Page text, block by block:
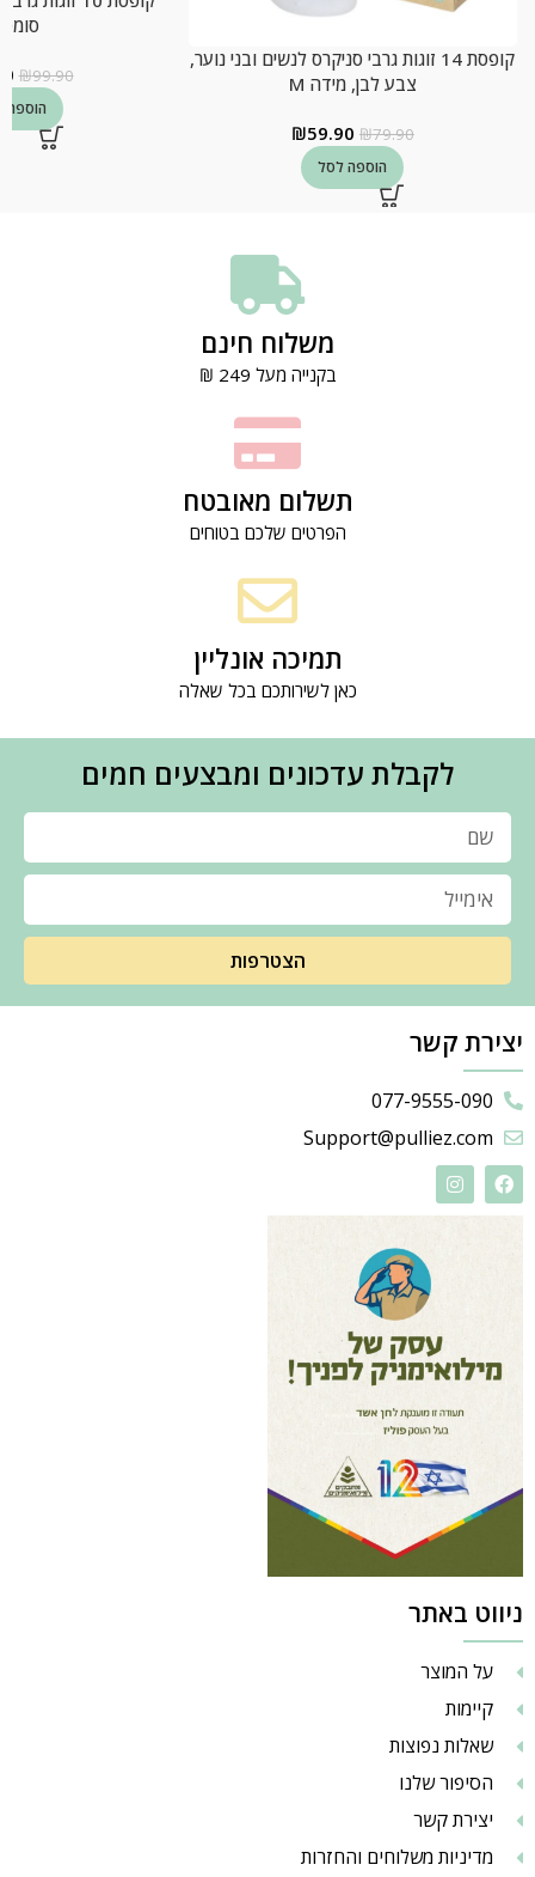
קופסת 14 זוגות גרבי סניקרס לנשים ובני נוער,
צבע לבן, מידה M
₪79.90
₪59.90
הוספה לסל
₪99.90
הוספה
משלוח חינם
בקנייה מעל 249 ₪
תשלום מאובטח
הפרטים שלכם בטוחים
תמיכה אונליין
כאן לשירותכם בכל שאלה
לקבלת עדכונים ומבצעים חמים
הצטרפות
יצירת קשר
077-9555-090
Support@pulliez.com
ניווט באתר
על המוצר
קיימות
שאלות נפוצות
הסיפור שלנו
יצירת קשר
מדיניות משלוחים והחזרות